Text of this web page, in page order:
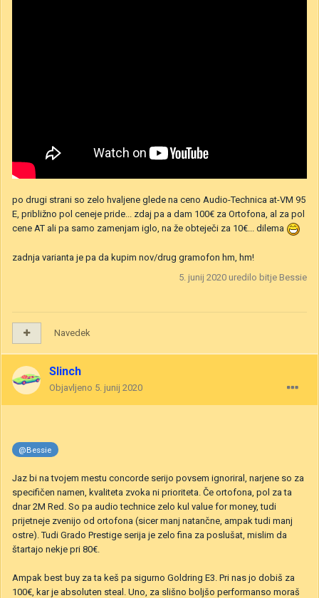
po drugi strani so zelo hvaljene glede na ceno Audio-Technica at-VM 95
E, približno pol ceneje pride... zdaj pa a dam 100€ za Ortofona, al za pol
cene AT ali pa samo zamenjam iglo, na že obteječi za 10€... dilema
zadnja varianta je pa da kupim nov/drug gramofon hm, hm!
5. junij 2020 uredilo bitje Bessie
Navedek
Slinch
Objavljeno 5. junij 2020
@Bessie
Jaz bi na tvojem mestu concorde serijo povsem ignoriral, narjene so za
specifičen namen, kvaliteta zvoka ni prioriteta. Če ortofona, pol za ta
dnar 2M Red. So pa audio technice zelo kul value for money, tudi
prijetneje zvenijo od ortofona (sicer manj natančne, ampak tudi manj
ostre). Tudi Grado Prestige serija je zelo fina za poslušat, mislim da
štartajo nekje pri 80€.
Ampak best buy za ta keš pa sigurno Goldring E3. Pri nas jo dobiš za
100€, kar je absoluten steal. Uno, za slišno boljšo performanso moraš